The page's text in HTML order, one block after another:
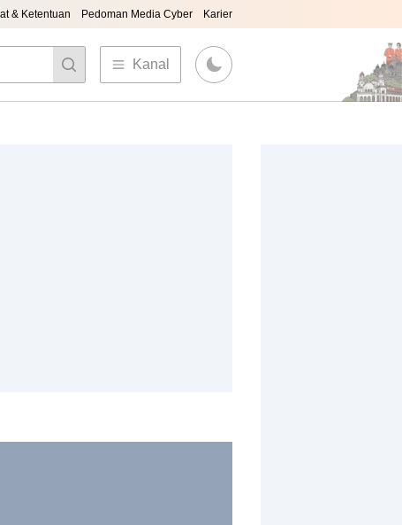
& Ketentuan Pedoman Media Cyber Karier
Kanal